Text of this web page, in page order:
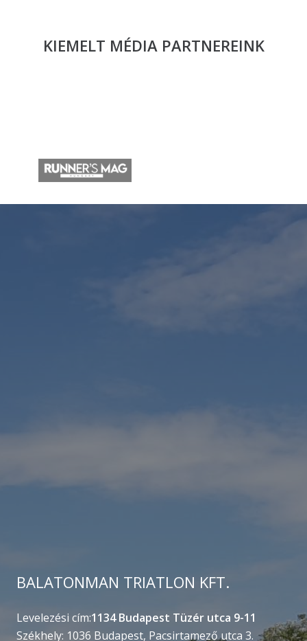
KIEMELT MÉDIA PARTNEREINK
BALATONMAN TRIATLON KFT.
Levelezési cím:1134 Budapest Tüzér utca 9-11
Székhely: 1036 Budapest, Pacsirtamező utca 3.